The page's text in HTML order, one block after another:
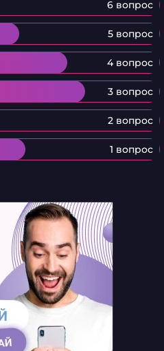
6 вопрос
5 вопрос
4 вопрос
3 вопрос
2 вопрос
1 вопрос